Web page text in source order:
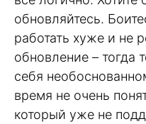
обновляйтесь.
работать хуже и не
обновление – тогда
себя
время не очень
который уже не